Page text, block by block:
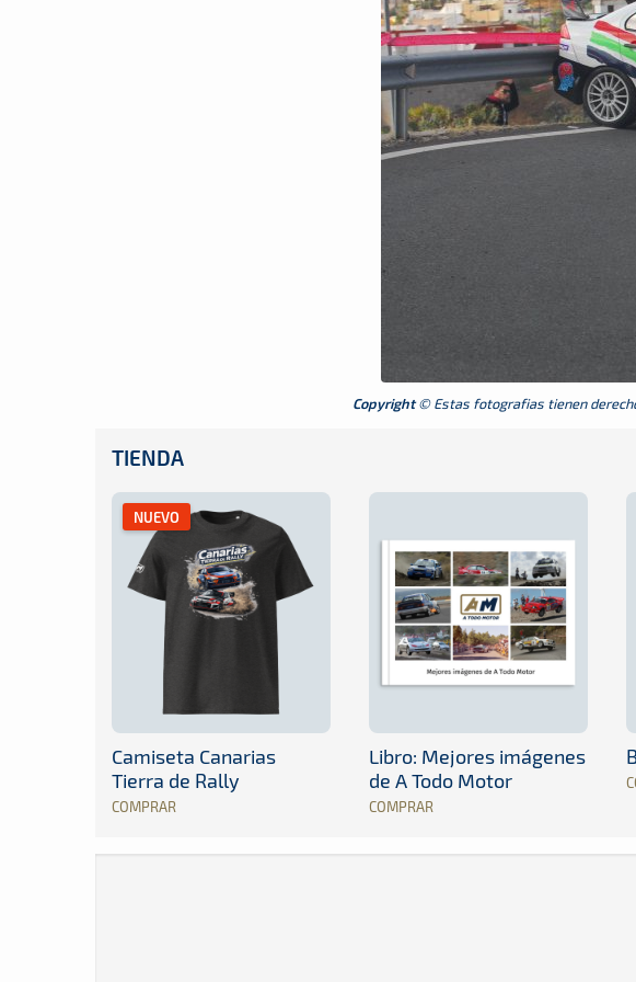
Copyright© Estas fotografias tienen
TIENDA
NUEVO
Camiseta Canarias
Tierra de Rally
COMPRAR
Libro: Mejores imágenes
de A Todo Motor
COMPRAR